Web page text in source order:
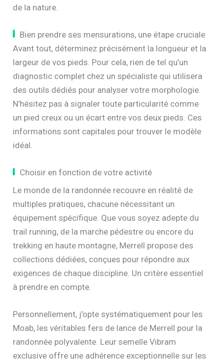
de la nature.
Bien prendre ses mensurations, une étape cruciale
Avant tout, déterminez précisément la longueur et la
largeur de vos pieds. Pour cela, rien de tel qu’un
diagnostic complet chez un spécialiste qui utilisera
des outils dédiés pour analyser votre morphologie.
N’hésitez pas à signaler toute particularité comme
un pied creux ou un écart entre vos deux pieds. Ces
informations sont capitales pour trouver le modèle
idéal.
Choisir en fonction de votre activité
Le monde de la randonnée recouvre en réalité de
multiples pratiques, chacune nécessitant un
équipement spécifique. Que vous soyez adepte du
trail running, de la marche pédestre ou encore du
trekking en haute montagne, Merrell propose des
collections dédiées, conçues pour répondre aux
exigences de chaque discipline. Un critère essentiel
à prendre en compte.
Personnellement, j’opte systématiquement pour les
Moab, les véritables fers de lance de Merrell pour la
randonnée polyvalente. Leur semelle Vibram
exclusive offre une adhérence exceptionnelle sur les